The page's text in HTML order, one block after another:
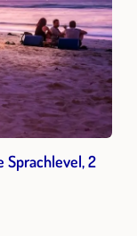
Sprachlevel, 2